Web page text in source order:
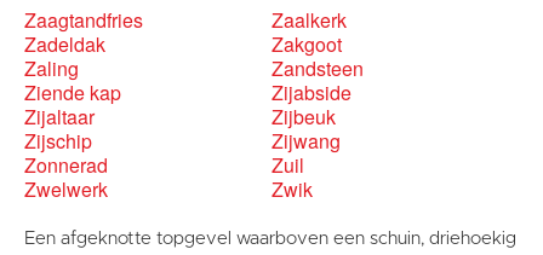
Zaagtandfries
Zaalkerk
Zadeldak
Zakgoot
Zaling
Zandsteen
Ziende kap
Zijabside
Zijaltaar
Zijbeuk
Zijschip
Zijwang
Zonnerad
Zuil
Zwelwerk
Zwik
Een afgeknotte topgevel waarboven een schuin, driehoekig